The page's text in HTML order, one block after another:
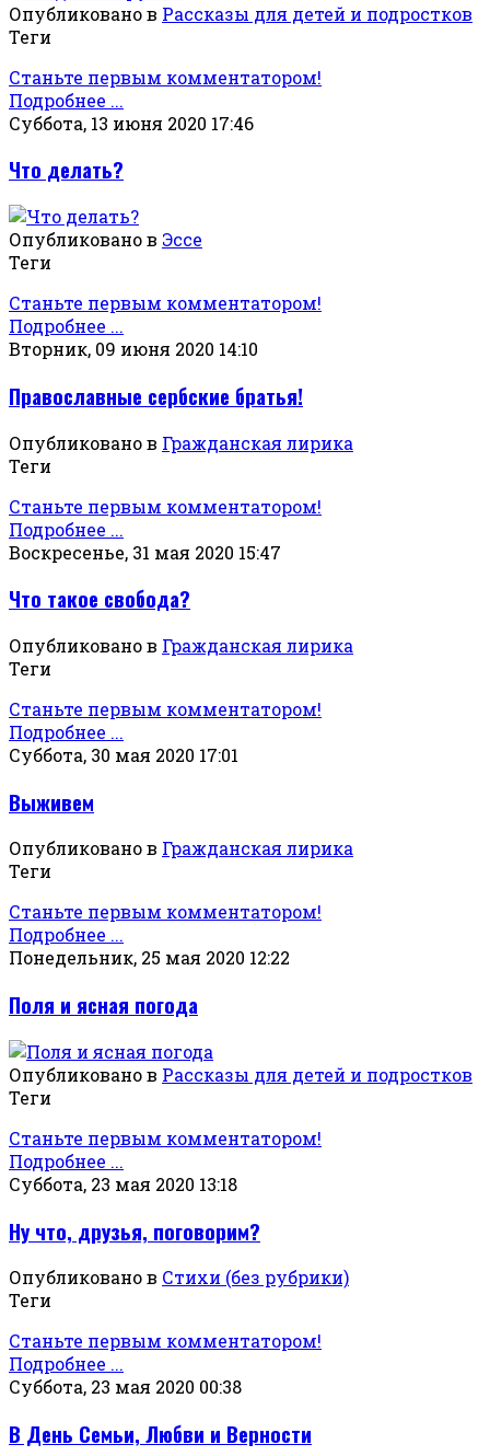
Опубликовано в Рассказы для детей и подростков
Теги
Станьте первым комментатором!
Подробнее ...
Суббота, 13 июня 2020 17:46
Что делать?
Опубликовано в Эссе
Теги
Станьте первым комментатором!
Подробнее ...
Вторник, 09 июня 2020 14:10
Православные сербские братья!
Опубликовано в Гражданская лирика
Теги
Станьте первым комментатором!
Подробнее ...
Воскресенье, 31 мая 2020 15:47
Что такое свобода?
Опубликовано в Гражданская лирика
Теги
Станьте первым комментатором!
Подробнее ...
Суббота, 30 мая 2020 17:01
Выживем
Опубликовано в Гражданская лирика
Теги
Станьте первым комментатором!
Подробнее ...
Понедельник, 25 мая 2020 12:22
Поля и ясная погода
Опубликовано в Рассказы для детей и подростков
Теги
Станьте первым комментатором!
Подробнее ...
Суббота, 23 мая 2020 13:18
Ну что, друзья, поговорим?
Опубликовано в Стихи (без рубрики)
Теги
Станьте первым комментатором!
Подробнее ...
Суббота, 23 мая 2020 00:38
В День Семьи, Любви и Верности